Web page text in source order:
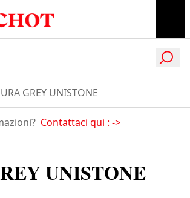
GREY UNISTONE
Contattaci qui : ->
UNISTONE